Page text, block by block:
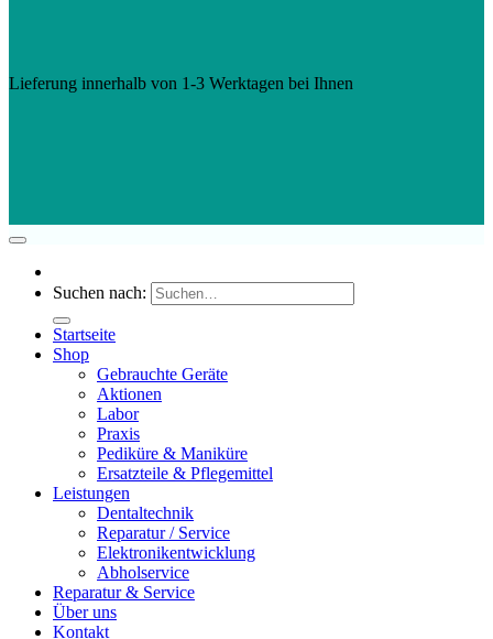
Lieferung innerhalb von 1-3 Werktagen bei Ihnen
Suchen nach:
Startseite
Shop
Gebrauchte Geräte
Aktionen
Labor
Praxis
Pediküre & Maniküre
Ersatzteile & Pflegemittel
Leistungen
Dentaltechnik
Reparatur / Service
Elektronikentwicklung
Abholservice
Reparatur & Service
Über uns
Kontakt